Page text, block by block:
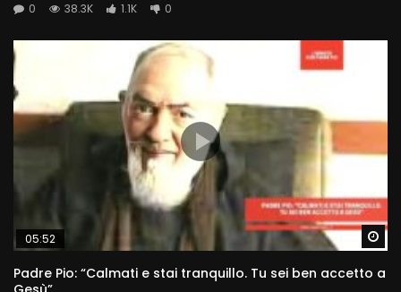
0
38.3K 1.1K 0
05:52
Padre Pio: “Calmati e stai tranquillo. Tu sei ben accetto a